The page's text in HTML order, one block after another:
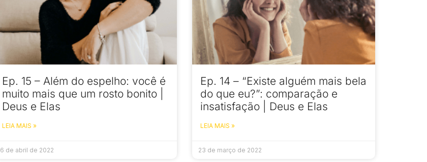
Ep. 15 – Além do espelho: você é
muito mais que um rosto bonito |
Deus e Elas
LEIA MAIS »
6 de abril de 2022
Ep. 14 – “Existe alguém mais bela
do que eu?”: comparação e
insatisfação | Deus e Elas
LEIA MAIS »
23 de março de 2022